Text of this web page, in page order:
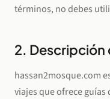
términos, no debes
2. Descripción
hassan2mosque.com
viajes que ofrece